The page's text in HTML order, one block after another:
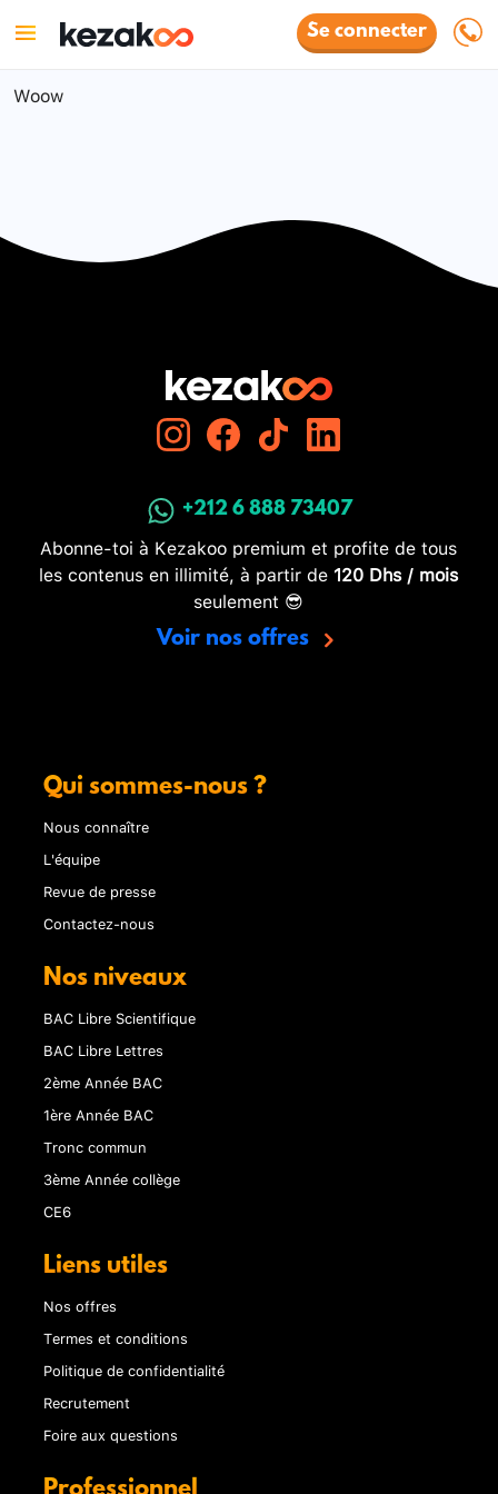
Se connecter
Woow
+212 6 888 73407
Abonne-toi à Kezakoo premium et profite de tous
les contenus en illimité, à partir de 120 Dhs / mois
seulement 😎
Voir nos offres
Qui sommes-nous ?
Nous connaître
L'équipe
Revue de presse
Contactez-nous
Nos niveaux
BAC Libre Scientifique
BAC Libre Lettres
2ème Année BAC
1ère Année BAC
Tronc commun
3ème Année collège
CE6
Liens utiles
Nos offres
Termes et conditions
Politique de confidentialité
Recrutement
Foire aux questions